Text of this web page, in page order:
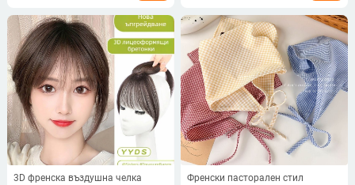
3D френска въздушна челка
Френски пасторален стил